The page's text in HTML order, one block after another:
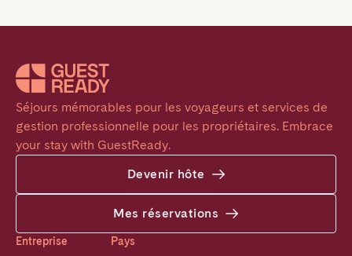
Séjours mémorables pour les voyageurs et services de
gestion professionnelle pour les propriétaires. Embrace
your stay with GuestReady.
Devenir hôte
Mes réservations
Entreprise Pays